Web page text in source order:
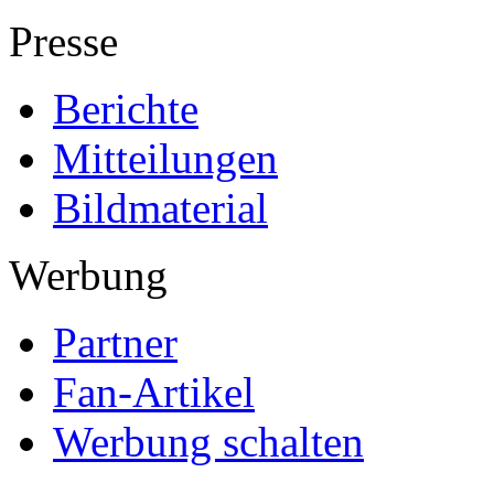
Presse
Berichte
Mitteilungen
Bildmaterial
Werbung
Partner
Fan-Artikel
Werbung schalten